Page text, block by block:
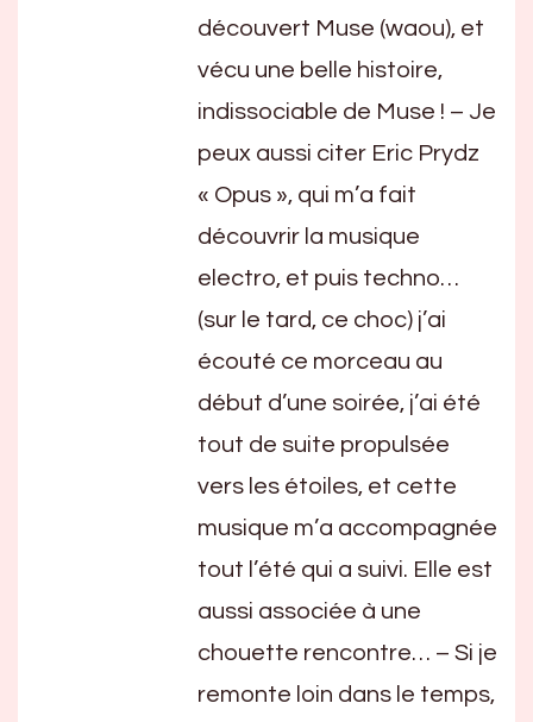
découvert Muse (waou), et
vécu une belle histoire,
indissociable de Muse ! – Je
peux aussi citer Eric Prydz
« Opus », qui m’a fait
découvrir la musique
electro, et puis techno…
(sur le tard, ce choc) j’ai
écouté ce morceau au
début d’une soirée, j’ai été
tout de suite propulsée
vers les étoiles, et cette
musique m’a accompagnée
tout l’été qui a suivi. Elle est
aussi associée à une
chouette rencontre… – Si je
remonte loin dans le temps,